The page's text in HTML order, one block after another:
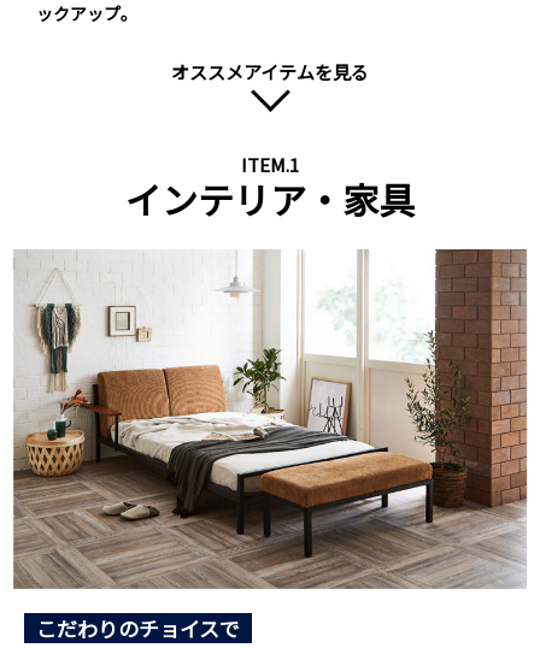
ックアップ。
オススメアイテムを見る
ITEM.1
インテリア・家具
こだわりのチョイスで